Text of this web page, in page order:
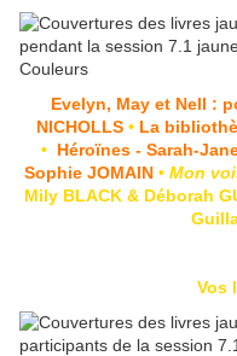
Evelyn, May et Nell :
NICHOLLS • La
• Héroïnes - Sarah-
Sophie JOMAIN • Mon
Mily BLACK & Déborah
Vos